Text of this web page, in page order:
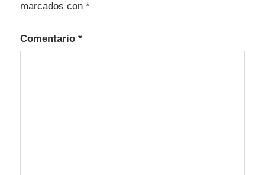
marcados con *
Comentario *